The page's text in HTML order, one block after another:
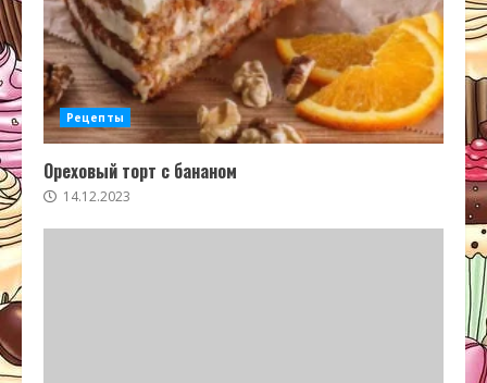
Рецепты
Ореховый торт с бананом
14.12.2023